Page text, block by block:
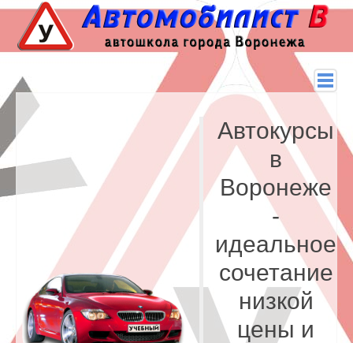
Автокурсы
в
Воронеже
-
идеальное
сочетание
низкой
цены и